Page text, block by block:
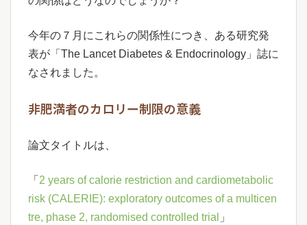
今年の７月にこれらの関係性につき、ある研究発
表が「The Lancet Diabetes & Endocrinology」誌に
なされました。
非肥満者のカロリー制限の意義
論文タイトルは、
「 2 years of calorie restriction and cardiometabolic
risk (CALERIE): exploratory outcomes of a multicen
tre, phase 2, randomised controlled trial
」